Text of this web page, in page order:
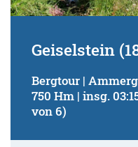
Geiselstein
Bergtour |
750 Hm | insg.
von 6)